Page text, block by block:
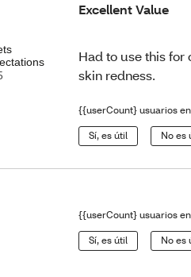
Excellent Value
Had to use this for
skin redness.
{{userCount} usuarios
Sí, es útil No es
{{userCount} usuarios
Sí, es útil No es